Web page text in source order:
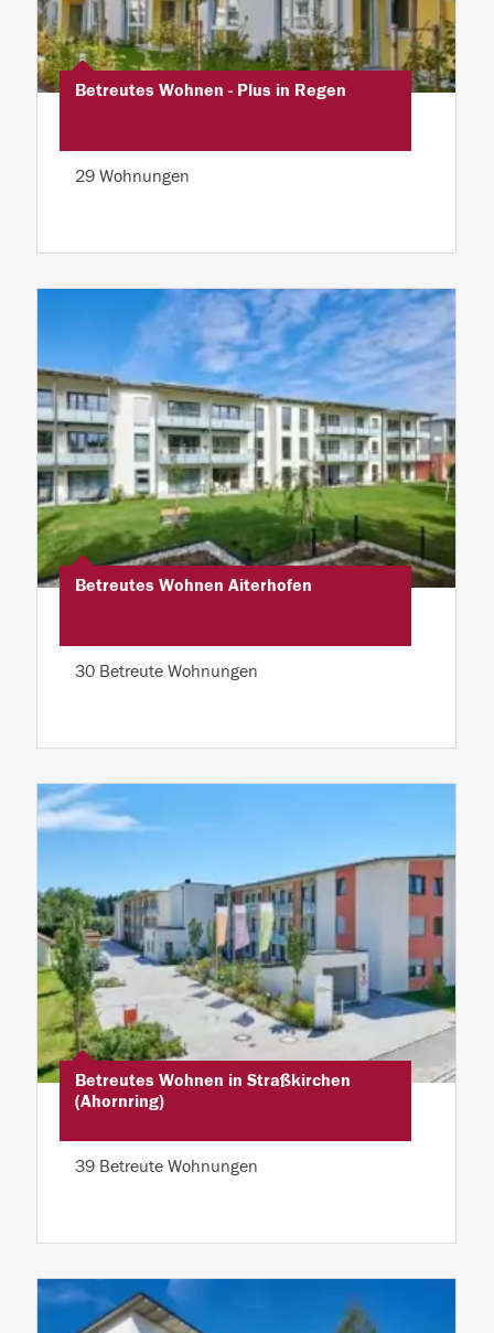
Betreutes Wohnen - Plus in Regen
29 Wohnungen
Betreutes Wohnen Aiterhofen
30 Betreute Wohnungen
Betreutes Wohnen in Straßkirchen
(Ahornring)
39 Betreute Wohnungen